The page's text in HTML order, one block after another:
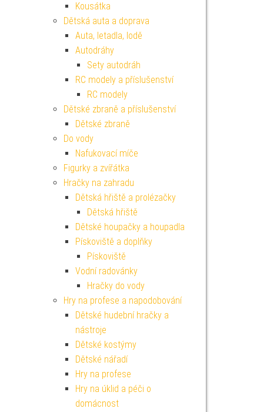
Kousátka
Dětská auta a doprava
Auta, letadla, lodě
Autodráhy
Sety autodráh
RC modely a příslušenství
RC modely
Dětské zbraně a příslušenství
Dětské zbraně
Do vody
Nafukovací míče
Figurky a zvířátka
Hračky na zahradu
Dětská hřiště a prolézačky
Dětská hřiště
Dětské houpačky a houpadla
Pískoviště a doplňky
Pískoviště
Vodní radovánky
Hračky do vody
Hry na profese a napodobování
Dětské hudební hračky a
nástroje
Dětské kostýmy
Dětské nářadí
Hry na profese
Hry na úklid a péči o
domácnost